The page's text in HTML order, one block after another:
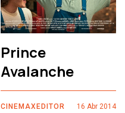
Prince
Avalanche
CINEMAXEDITOR
16 Abr 2014